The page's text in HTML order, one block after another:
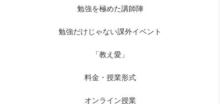
勉強を極めた講師陣
勉強だけじゃない課外イベント
「教え愛」
料金・授業形式
オンライン授業